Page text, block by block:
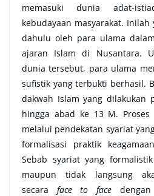
memasuki dunia adat-
kebudayaan masyarakat.
dahulu oleh para ulama
ajaran Islam di Nusantara.
dunia tersebut, para ulama
sufistik yang terbukti berhasil.
dakwah Islam yang dilakukan
hingga abad ke 13 M. Proses
melalui pendekatan syariat
formalisasi praktik
Sebab syariat yang
maupun tidak langsung
secara face to face